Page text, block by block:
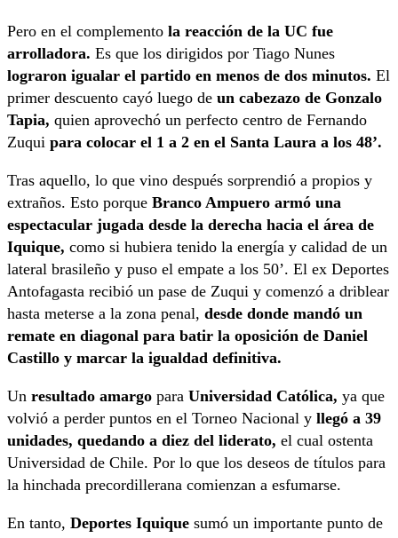
Pero en el complemento la reacción de la UC fue
arrolladora. Es que los dirigidos por Tiago Nunes
lograron igualar el partido en menos de dos minutos. El
primer descuento cayó luego de un cabezazo de Gonzalo
Tapia, quien aprovechó un perfecto centro de Fernando
Zuqui para colocar el 1 a 2 en el Santa Laura a los 48’.
Tras aquello, lo que vino después sorprendió a propios y
extraños. Esto porque Branco Ampuero armó una
espectacular jugada desde la derecha hacia el área de
Iquique, como si hubiera tenido la energía y calidad de un
lateral brasileño y puso el empate a los 50’. El ex Deportes
Antofagasta recibió un pase de Zuqui y comenzó a driblear
hasta meterse a la zona penal, desde donde mandó un
remate en diagonal para batir la oposición de Daniel
Castillo y marcar la igualdad definitiva.
Un resultado amargo para Universidad Católica, ya que
volvió a perder puntos en el Torneo Nacional y llegó a 39
unidades, quedando a diez del liderato, el cual ostenta
Universidad de Chile. Por lo que los deseos de títulos para
la hinchada precordillerana comienzan a esfumarse.
En tanto, Deportes Iquique sumó un importante punto de